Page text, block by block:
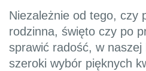
Niezależnie od tego, czy
rodzinna, święto czy po
sprawić radość, w naszej
szeroki wybór pięknych